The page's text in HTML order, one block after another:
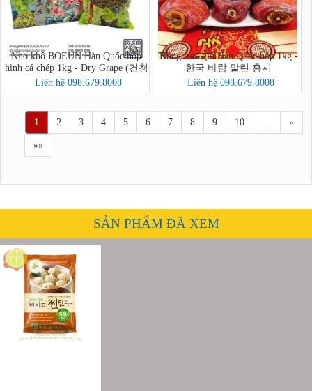
Nho khô BOEUN Hàn Quốc hộp
hình cá chép 1kg - Dry Grape (건청
포도)
Liên hệ 098.679.8008
Hồng treo gió Hàn Quốc hộp 1kg -
한국 바람 말린 홍시
Liên hệ 098.679.8008
1 2 3 4 5 6 7 8 9 10 »
»»
SẢN PHẨM ĐÃ XEM